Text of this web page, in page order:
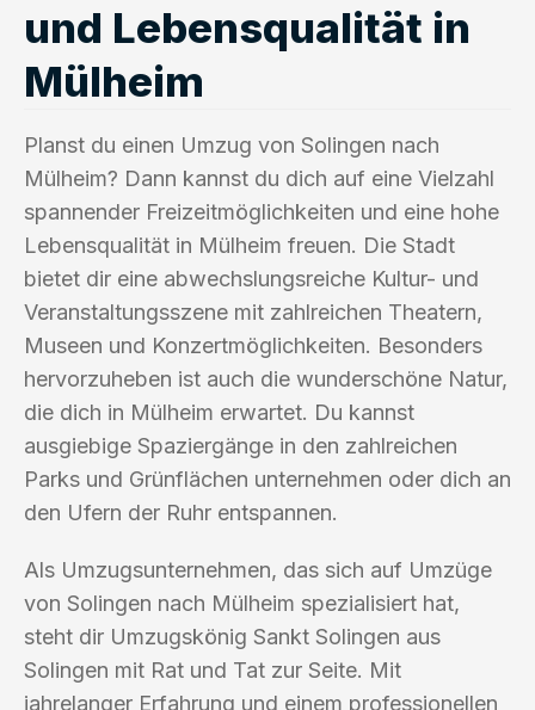
und Lebensqualität in
Mülheim
Planst du einen Umzug von Solingen nach
Mülheim? Dann kannst du dich auf eine Vielzahl
spannender Freizeitmöglichkeiten und eine hohe
Lebensqualität in Mülheim freuen. Die Stadt
bietet dir eine abwechslungsreiche Kultur- und
Veranstaltungsszene mit zahlreichen Theatern,
Museen und Konzertmöglichkeiten. Besonders
hervorzuheben ist auch die wunderschöne Natur,
die dich in Mülheim erwartet. Du kannst
ausgiebige Spaziergänge in den zahlreichen
Parks und Grünflächen unternehmen oder dich an
den Ufern der Ruhr entspannen.
Als Umzugsunternehmen, das sich auf Umzüge
von Solingen nach Mülheim spezialisiert hat,
steht dir Umzugskönig Sankt Solingen aus
Solingen mit Rat und Tat zur Seite. Mit
jahrelanger Erfahrung und einem professionellen